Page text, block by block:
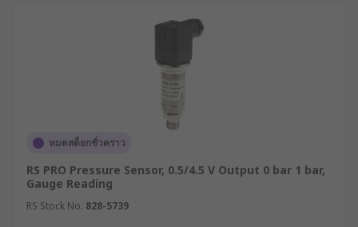
เซ็นเซอร์วัดความดันมีเทคโนโลยีการทำงานที่หลาก
หลาย ขึ้นอยู่กับความต้องการในการวัด โดยสามารถ
แบ่ง Pressure Sensor ตามหลักการทำงานได้ 5 รูป
เซ็นเซอร์แบบใช้ความต้านทาน (Resistive
โดยอาศัยหลักการเปลี่ยนแปลงความต้านทาน
และแสดงค่าที่ได้ออกมาบนเกจวัด
หมดสต็อกชั่วคราว
RS PRO Pressure Sensor, 0.5/4.5 V Output 0 bar 1 bar,
Gauge Reading
RS Stock No. 828-5739